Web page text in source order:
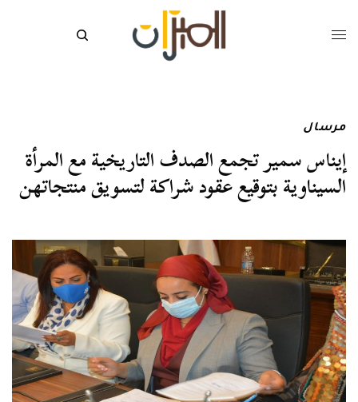
مرسال
إيناس سمير تجمع الصدف التاريخية مع المرأة
السيناوية بتوقيع عقود شراكة لتسويق منتجاتهن